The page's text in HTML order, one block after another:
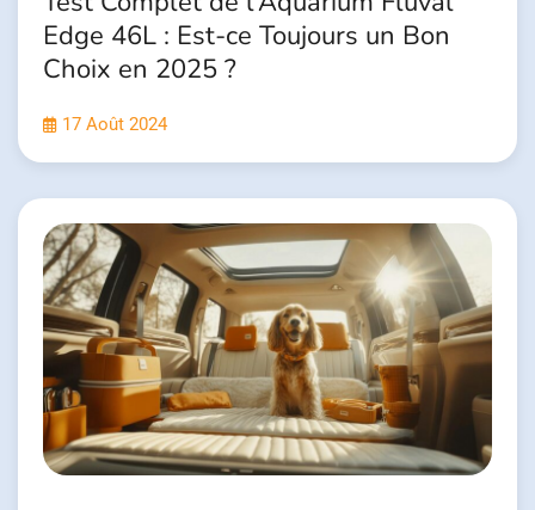
Edge 46L : Est-ce Toujours un Bon
Choix en 2025 ?
17 Août 2024